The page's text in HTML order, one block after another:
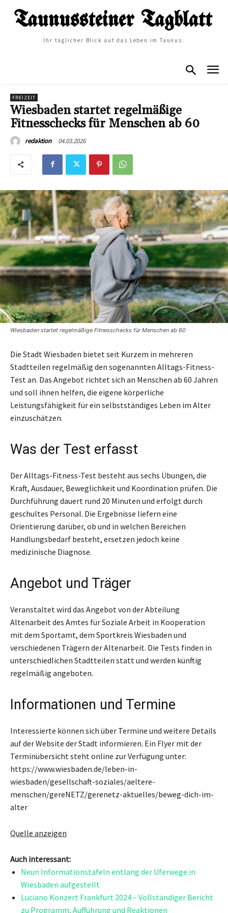
Ihr täglicher Blick auf das Leben im Taunus.
FREIZEIT
Wiesbaden startet regelmäßige
Fitnesschecks für Menschen ab 60
redaktion 04.03.2026
Wiesbaden startet regelmäßige Fitnesschecks für Menschen ab 60
Die Stadt Wiesbaden bietet seit Kurzem in mehreren
Stadtteilen regelmäßig den sogenannten Alltags-Fitness-
Test an. Das Angebot richtet sich an Menschen ab 60 Jahren
und soll ihnen helfen, die eigene körperliche
Leistungsfähigkeit für ein selbstständiges Leben im Alter
einzuschätzen.
Was der Test erfasst
Der Alltags-Fitness-Test besteht aus sechs Übungen, die
Kraft, Ausdauer, Beweglichkeit und Koordination prüfen. Die
Durchführung dauert rund 20 Minuten und erfolgt durch
geschultes Personal. Die Ergebnisse liefern eine
Orientierung darüber, ob und in welchen Bereichen
Handlungsbedarf besteht, ersetzen jedoch keine
medizinische Diagnose.
Angebot und Träger
Veranstaltet wird das Angebot von der Abteilung
Altenarbeit des Amtes für Soziale Arbeit in Kooperation
mit dem Sportamt, dem Sportkreis Wiesbaden und
verschiedenen Trägern der Altenarbeit. Die Tests finden in
unterschiedlichen Stadtteilen statt und werden künftig
regelmäßig angeboten.
Informationen und Termine
Interessierte können sich über Termine und weitere Details
auf der Website der Stadt informieren. Ein Flyer mit der
Terminübersicht steht online zur Verfügung unter:
https://www.wiesbaden.de/leben-in-
wiesbaden/gesellschaft-soziales/aeltere-
menschen/gereNETZ/gerenetz-aktuelles/beweg-dich-im-
alter
Quelle anzeigen
Auch interessant:
Neun Informationstafeln entlang der Uferwege in
Wiesbaden aufgestellt
Luciano Konzert Frankfurt 2024 – Vollständiger Bericht
zu Programm, Aufführung und Reaktionen